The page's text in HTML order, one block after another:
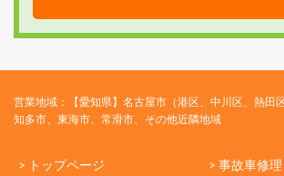
営業地域：【愛知県】名古屋市（港区、中川区、熱田
知多市、東海市、常滑市、その他近隣地域
> トップページ
> 事故車修理